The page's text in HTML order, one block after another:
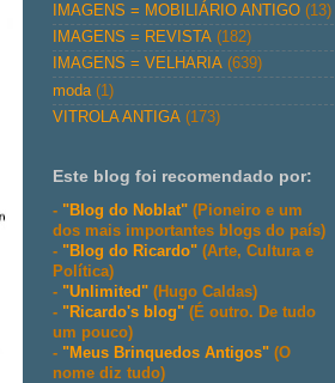
IMAGENS = MOBILIÁRIO ANTIGO (13)
IMAGENS = REVISTA (182)
IMAGENS = VELHARIA (639)
moda (1)
VITROLA ANTIGA (173)
Este blog foi recomendado por:
- "Blog do Noblat" (Pioneiro e um
dos mais importantes blogs do país)
- "Blog do Ricardo" (Arte, Cultura e
Política)
- "Unlimited" (Hugo Caldas)
- "Ricardo's blog" (É outro. De tudo
um pouco)
- "Meus Brinquedos Antigos" (O
nome diz tudo)